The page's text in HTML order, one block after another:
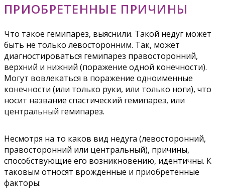
ПРИОБРЕТЕННЫЕ ПРИЧИНЫ
Что такое гемипарез, выяснили. Такой недуг может
быть не только левосторонним. Так, может
диагностироваться гемипарез правосторонний,
верхний и нижний (поражение одной конечности).
Могут вовлекаться в поражение одноименные
конечности (или только руки, или только ноги), что
носит название спастический гемипарез, или
центральный гемипарез.
Несмотря на то каков вид недуга (левосторонний,
правосторонний или центральный), причины,
способствующие его возникновению, идентичны. К
таковым относят врожденные и приобретенные
факторы: